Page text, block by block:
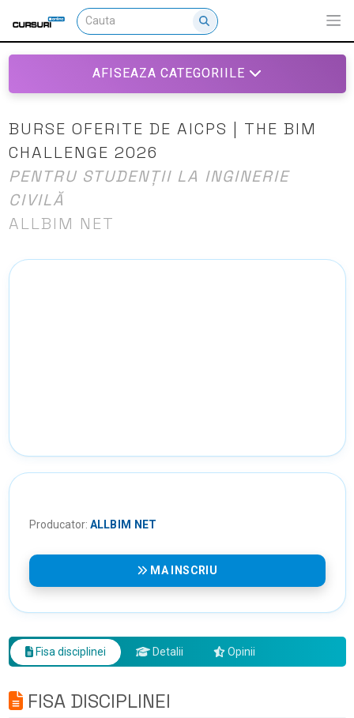
AFISEAZA CATEGORIILE
BURSE OFERITE DE AICPS | THE BIM
CHALLENGE 2026
PENTRU STUDENȚII LA INGINERIE
CIVILĂ
ALLBIM NET
Producator: ALLBIM NET
MA INSCRIU
Fisa disciplinei Detalii Opinii
FISA DISCIPLINEI